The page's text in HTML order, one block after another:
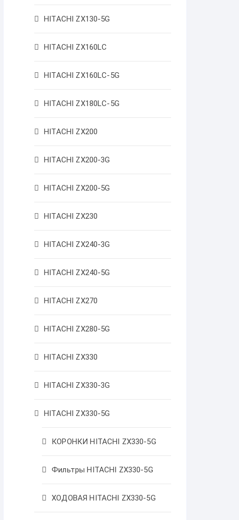
HITACHI ZX130-5G
HITACHI ZX160LC
HITACHI ZX160LC-5G
HITACHI ZX180LC-5G
HITACHI ZX200
HITACHI ZX200-3G
HITACHI ZX200-5G
HITACHI ZX230
HITACHI ZX240-3G
HITACHI ZX240-5G
HITACHI ZX270
HITACHI ZX280-5G
HITACHI ZX330
HITACHI ZX330-3G
HITACHI ZX330-5G
КОРОНКИ HITACHI ZX330-5G
Фильтры HITACHI ZX330-5G
ХОДОВАЯ HITACHI ZX330-5G